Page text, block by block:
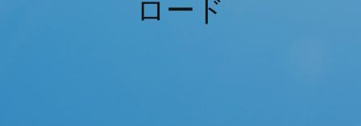
ロード